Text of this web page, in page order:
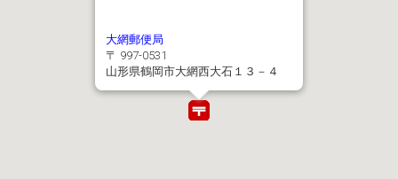
大網郵便局
〒 997-0531
山形県鶴岡市大網西大石１３－４